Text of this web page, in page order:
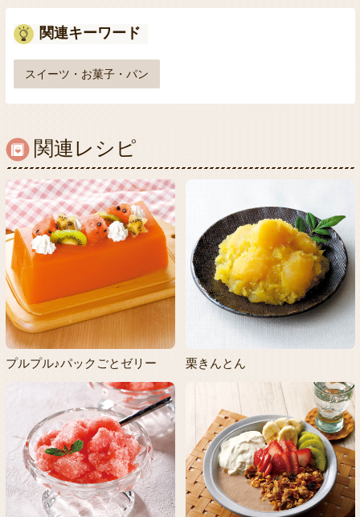
関連キーワード
スイーツ・お菓子・パン
関連レシピ
プルプル♪パックごとゼリー 栗きんとん